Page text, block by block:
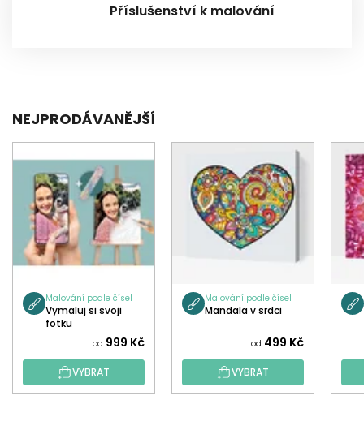
Příslušenství k malování
NEJPRODÁVANĚJŠÍ
Malování podle čísel
Vymaluj si svoji
fotku
od 999 Kč
VYBRAT
Malování podle čísel
Mandala v srdci
od 499 Kč
VYBRAT